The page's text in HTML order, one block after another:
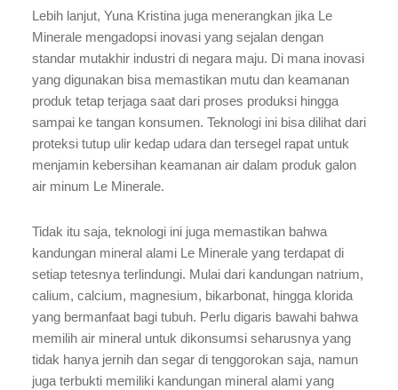
Lebih lanjut, Yuna Kristina juga menerangkan jika Le
Minerale mengadopsi inovasi yang sejalan dengan
standar mutakhir industri di negara maju. Di mana inovasi
yang digunakan bisa memastikan mutu dan keamanan
produk tetap terjaga saat dari proses produksi hingga
sampai ke tangan konsumen. Teknologi ini bisa dilihat dari
proteksi tutup ulir kedap udara dan tersegel rapat untuk
menjamin kebersihan keamanan air dalam produk galon
air minum Le Minerale.
Tidak itu saja, teknologi ini juga memastikan bahwa
kandungan mineral alami Le Minerale yang terdapat di
setiap tetesnya terlindungi. Mulai dari kandungan natrium,
calium, calcium, magnesium, bikarbonat, hingga klorida
yang bermanfaat bagi tubuh. Perlu digaris bawahi bahwa
memilih air mineral untuk dikonsumsi seharusnya yang
tidak hanya jernih dan segar di tenggorokan saja, namun
juga terbukti memiliki kandungan mineral alami yang